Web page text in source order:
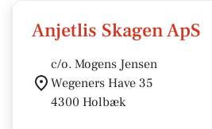
Anjetlis Skagen ApS
c/o. Mogens Jensen
Wegeners Have 35
4300 Holbæk